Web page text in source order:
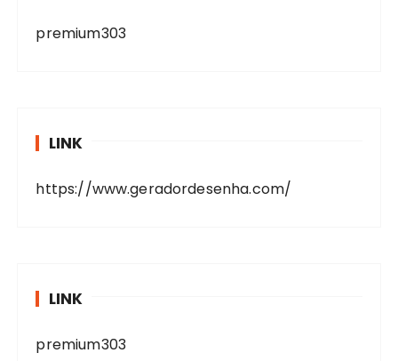
premium303
LINK
https://www.geradordesenha.com/
LINK
premium303